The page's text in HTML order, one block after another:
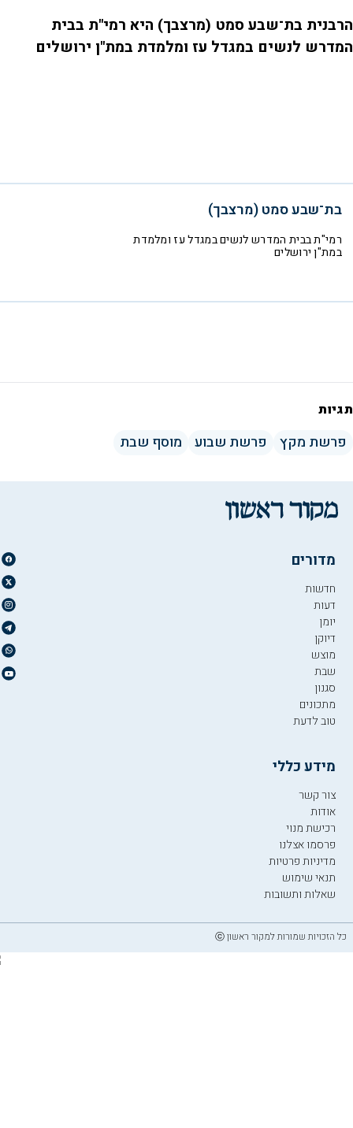
הרבנית בת־שבע סמט (מרצבך) היא רמי"ת בבית
המדרש לנשים במגדל עז ומלמדת במת"ן ירושלים
בת־שבע סמט (מרצבך)
רמי"ת בבית המדרש לנשים במגדל עז ומלמדת
במת"ן ירושלים
תגיות
פרשת מקץ פרשת שבוע מוסף שבת
מדורים
חדשות
דעות
יומן
דיוקן
מוצש
שבת
סגנון
מתכונים
טוב לדעת
מידע כללי
צור קשר
אודות
רכישת מנוי
פרסמו אצלנו
מדיניות פרטיות
תנאי שימוש
שאלות ותשובות
כל הזכויות שמורות למקור ראשון ⓒ